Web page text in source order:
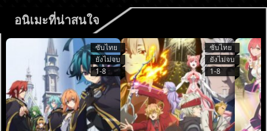
อนิเมะที่น่าสนใจ
ซับไทย
ยังไม่จบ
1-8
ซับไทย
ยังไม่จบ
1-8